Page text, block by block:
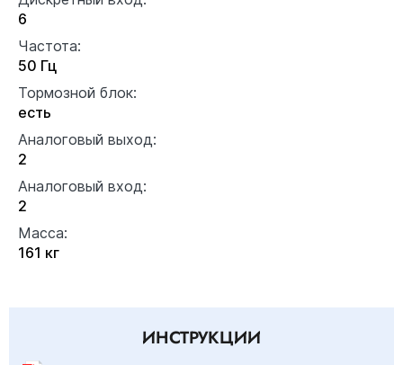
6
Частота:
50 Гц
Тормозной блок:
есть
Аналоговый выход:
2
Аналоговый вход:
2
Масса:
161 кг
ИНСТРУКЦИИ